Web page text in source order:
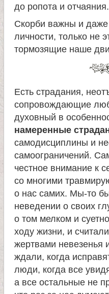
до ропота и отчаяния.
Скорби важны и
личности, только не
тормозящие наше
Есть страдания,
сопровождающие
духовный в
намеренные
самодисциплины и
самоограничений.
честное внимание к
со многими
о нас самих. Мы-то
неведении о своих
о том мелком и
ходу жизни, и
жертвами невезенья
ждали, когда
люди, когда все
а все остальные не